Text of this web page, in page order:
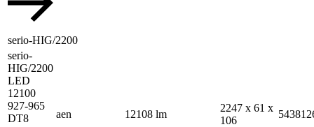
serio-HIG/2200
serio-
HIG/2200
LED
12100
927-965
DT8
aen 12108 lm
2247 x 61 x
106